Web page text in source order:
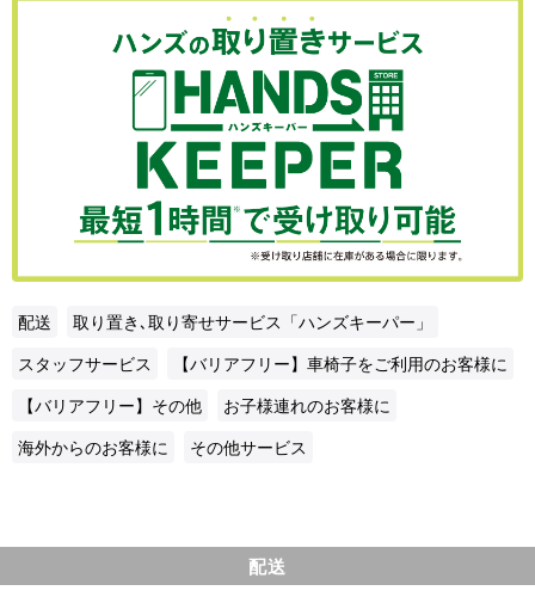
配送
取り置き､取り寄せサービス「ハンズキーパー」
スタッフサービス
【バリアフリー】車椅子をご利用のお客様に
【バリアフリー】その他
お子様連れのお客様に
海外からのお客様に
その他サービス
配送